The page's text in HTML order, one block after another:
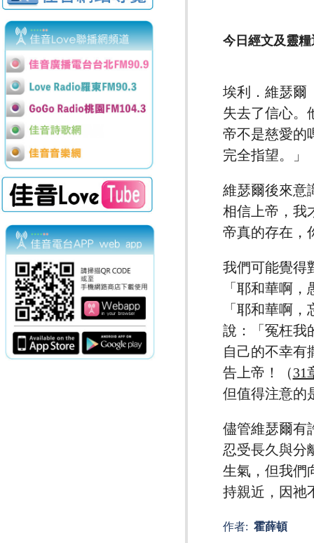
今日經文及靈
埃利．維瑟爾
失去了信心。
帝不是慈愛的
完全指望。」
維瑟爾後來意
相信上帝，我
帝真的存在，
我們可能覺得
「耶和華啊
「耶和華啊
說：「冤枉我
自己的不幸有
告上帝！（31
但值得注意的
儘管維瑟爾有
忍受長久與分
生氣，但我們
持親近，因祂
作者: 霍薛頓